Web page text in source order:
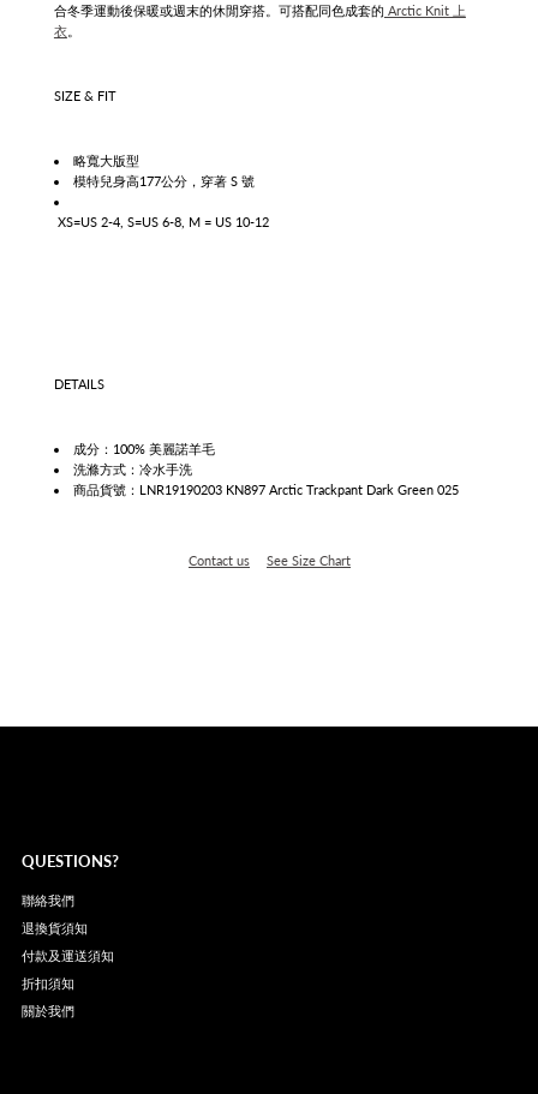
合冬季運動後保暖或週末的休閒穿搭。可搭配同色成套的 Arctic Knit 上
衣。
SIZE & FIT
略寬大版型
模特兒身高177公分，穿著 S 號
XS=US 2-4, S=US 6-8, M = US 10-12
DETAILS
成分：100% 美麗諾羊毛
洗滌方式：冷水手洗
商品貨號：LNR19190203 KN897 Arctic Trackpant Dark Green 025
Contact us See Size Chart
QUESTIONS?
聯絡我們
退換貨須知
付款及運送須知
折扣須知
關於我們